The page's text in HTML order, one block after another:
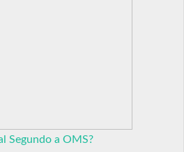
Segundo a OMS?